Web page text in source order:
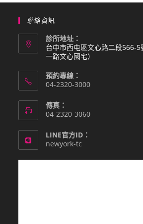
聯絡資訊
診所地址：
台中市西屯區文心路二段566-5
一路文心國宅）
預約專線：
04-2320-3000
傳真：
04-2320-3060
LINE官方ID：
newyork-tc